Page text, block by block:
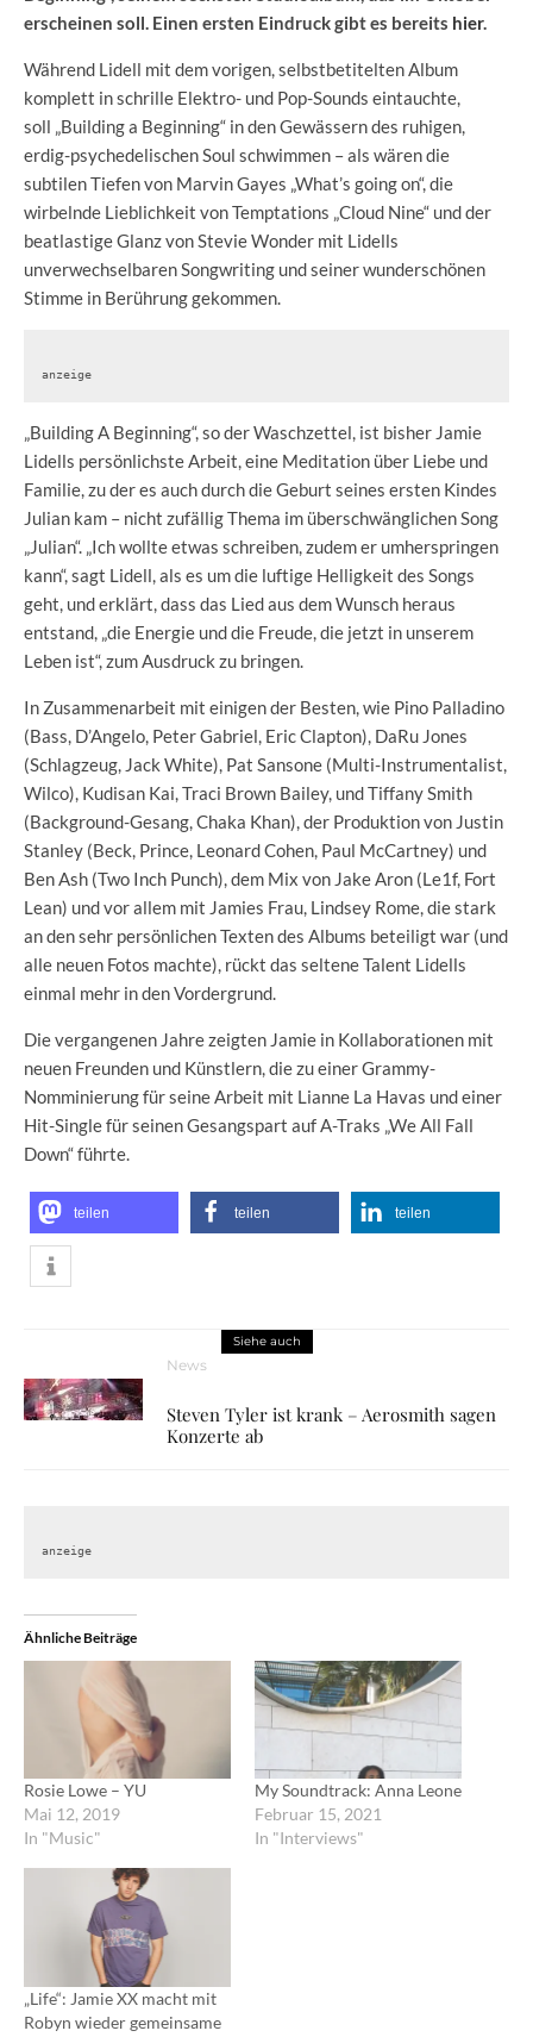
erscheinen soll. Einen ersten Eindruck gibt es bereits hier.
Während Lidell mit dem vorigen, selbstbetitelten Album
komplett in schrille Elektro- und Pop-Sounds eintauchte,
soll „Building a Beginning“ in den Gewässern des ruhigen,
erdig-psychedelischen Soul schwimmen – als wären die
subtilen Tiefen von Marvin Gayes „What’s going on“, die
wirbelnde Lieblichkeit von Temptations „Cloud Nine“ und der
beatlastige Glanz von Stevie Wonder mit Lidells
unverwechselbaren Songwriting und seiner wunderschönen
Stimme in Berührung gekommen.
anzeige
„Building A Beginning“, so der Waschzettel, ist bisher Jamie
Lidells persönlichste Arbeit, eine Meditation über Liebe und
Familie, zu der es auch durch die Geburt seines ersten Kindes
Julian kam – nicht zufällig Thema im überschwänglichen Song
„Julian“. „Ich wollte etwas schreiben, zudem er umherspringen
kann“, sagt Lidell, als es um die luftige Helligkeit des Songs
geht, und erklärt, dass das Lied aus dem Wunsch heraus
entstand, „die Energie und die Freude, die jetzt in unserem
Leben ist“, zum Ausdruck zu bringen.
In Zusammenarbeit mit einigen der Besten, wie Pino Palladino
(Bass, D’Angelo, Peter Gabriel, Eric Clapton), DaRu Jones
(Schlagzeug, Jack White), Pat Sansone (Multi-Instrumentalist,
Wilco), Kudisan Kai, Traci Brown Bailey, und Tiffany Smith
(Background-Gesang, Chaka Khan), der Produktion von Justin
Stanley (Beck, Prince, Leonard Cohen, Paul McCartney) und
Ben Ash (Two Inch Punch), dem Mix von Jake Aron (Le1f, Fort
Lean) und vor allem mit Jamies Frau, Lindsey Rome, die stark
an den sehr persönlichen Texten des Albums beteiligt war (und
alle neuen Fotos machte), rückt das seltene Talent Lidells
einmal mehr in den Vordergrund.
Die vergangenen Jahre zeigten Jamie in Kollaborationen mit
neuen Freunden und Künstlern, die zu einer Grammy-
Nomminierung für seine Arbeit mit Lianne La Havas und einer
Hit-Single für seinen Gesangspart auf A-Traks „We All Fall
Down“ führte.
teilen teilen teilen
Siehe auch
News
Steven Tyler ist krank – Aerosmith sagen
Konzerte ab
anzeige
Ähnliche Beiträge
Rosie Lowe – YU
Mai 12, 2019
In "Music"
My Soundtrack: Anna Leone
Februar 15, 2021
In "Interviews"
„Life“: Jamie XX macht mit
Robyn wieder gemeinsame